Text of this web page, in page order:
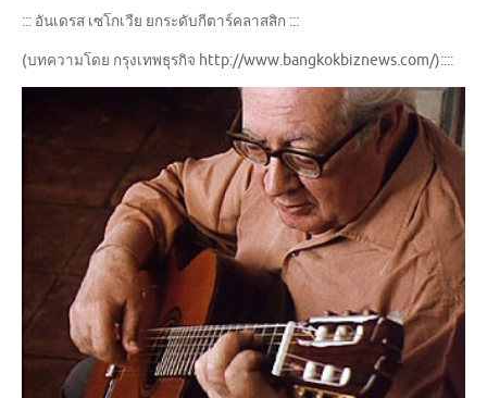
::: อันเดรส เซโกเวีย ยกระดับกีตาร์คลาสสิก :::
(บทความโดย กรุงเทพธุรกิจ http://www.bangkokbiznews.com/)::::